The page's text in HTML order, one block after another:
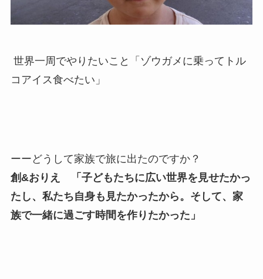
世界一周でやりたいこと「ゾウガメに乗ってトル
コアイス食べたい」
ーーどうして家族で旅に出たのですか？
創&おりえ 「子どもたちに広い世界を見せたかっ
たし、私たち自身も見たかったから。そして、家
族で一緒に過ごす時間を作りたかった」